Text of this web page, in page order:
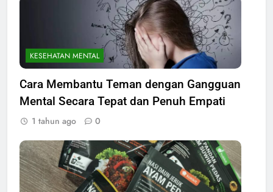
KESEHATAN MENTAL
Cara Membantu Teman dengan Gangguan
Mental Secara Tepat dan Penuh Empati
1 tahun ago 0